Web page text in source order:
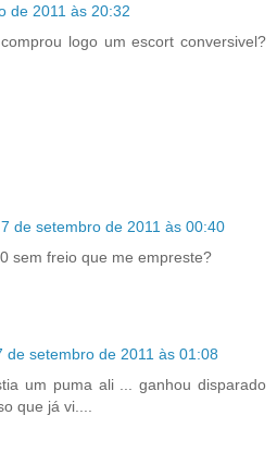
de 2011 às 20:32
logo um escort conversivel?
7 de setembro de 2011 às 00:40
sem freio que me empreste?
de setembro de 2011 às 01:08
um puma ali ... ganhou disparado
que já vi....